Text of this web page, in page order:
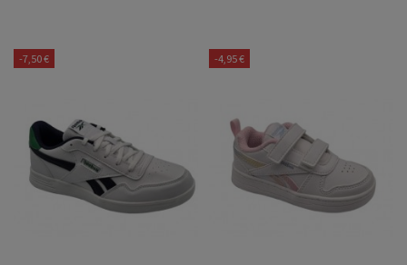
-7,50 € -4,95 €